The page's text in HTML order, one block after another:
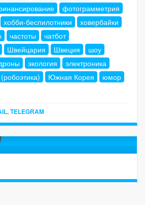
фотограмметрия
хобби-беспилотники
ховербайки
частоты
чатбот
Швейцария Швеция
шоу
экология
электроника
Южная Корея
юмор
,TELEGRAM